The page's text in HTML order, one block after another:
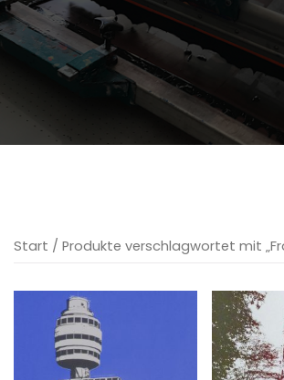
Start / Produkte verschlagwortet mit